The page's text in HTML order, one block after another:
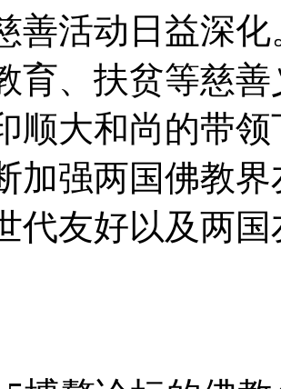
善活动日益深
育、扶贫等慈
顺大和尚的带
加强两国佛教
代友好以及两